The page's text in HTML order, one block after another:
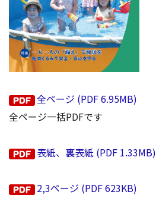
全ページ (PDF 6.95MB)
全ページ一括PDFです
表紙、裏表紙 (PDF 1.33MB)
2,3ページ (PDF 623KB)